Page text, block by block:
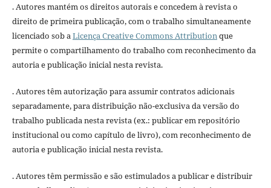
. Autores mantém os direitos autorais e concedem à revista o
direito de primeira publicação, com o trabalho simultaneamente
licenciado sob aLicença Creative Commons Attributionque
permite o compartilhamento do trabalho com reconhecimento da
autoria e publicação inicial nesta revista.
. Autores têm autorização para assumir contratos adicionais
separadamente, para distribuição não-exclusiva da versão do
trabalho publicada nesta revista (ex.: publicar em repositório
institucional ou como capítulo de livro), com reconhecimento de
autoria e publicação inicial nesta revista.
. Autores têm permissão e são estimulados a publicar e distribuir